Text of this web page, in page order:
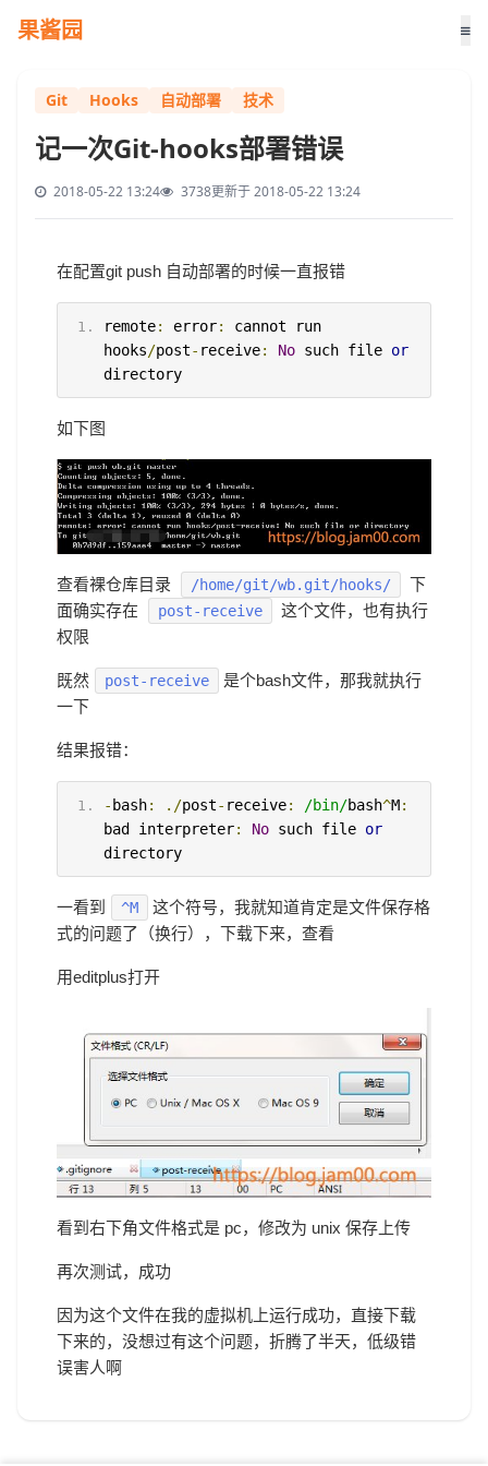
果酱园
Git Hooks 自动部署 技术
记一次Git-hooks部署错误
2018-05-22 13:24 3738更新于 2018-05-22 13:24
在配置git push 自动部署的时候一直报错
remote: error:
cannot run
hooks/post- receive: No such file or
directory
如下图
查看裸仓库目录 /home/git/wb.git/hooks/
下
面确实存在
post-receive
这个文件，也有执行
权限
既然 post-receive
是个bash文件，那我就执行
一下
结果报错：
- bash: ./post- receive: /bin/bash^M:
bad interpreter: No such file or
directory
一看到 ^M
这个符号，我就知道肯定是文件保存格
式的问题了（换行），下载下来，查看
用editplus打开
看到右下角文件格式是 pc，修改为 unix 保存上传
再次测试，成功
因为这个文件在我的虚拟机上运行成功，直接下载
下来的，没想过有这个问题，折腾了半天，低级错
误害人啊